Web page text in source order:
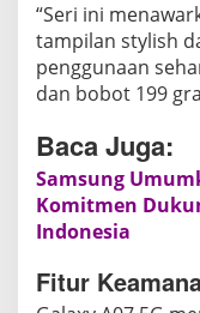
“Seri ini
tampilan stylish
penggunaan
dan bobot 199
Baca Juga:
Samsung
Komitmen
Indonesia
Fitur